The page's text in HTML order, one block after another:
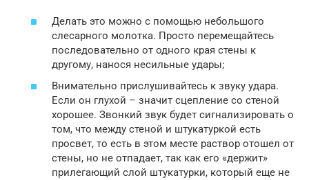
Делать это можно с помощью небольшого
слесарного молотка. Просто перемещайтесь
последовательно от одного края стены к
другому, нанося несильные удары;
Внимательно прислушивайтесь к звуку удара.
Если он глухой – значит сцепление со стеной
хорошее. Звонкий звук будет сигнализировать о
том, что между стеной и штукатуркой есть
просвет, то есть в этом месте раствор отошел от
стены, но не отпадает, так как его «держит»
прилегающий слой штукатурки, который еще не